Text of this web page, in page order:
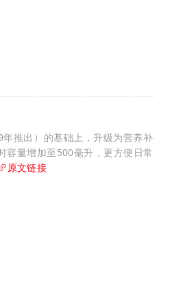
推出）的基础上，升级为营养补
容量增加至500毫升，更方便日常
原文链接